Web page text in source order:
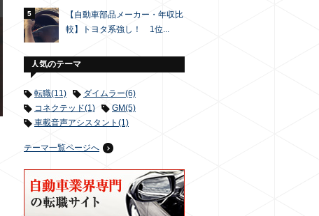
5
【自動車部品メーカー・年収比
較】トヨタ系強し！ 1位...
人気のテーマ
転職(11)
ダイムラー(6)
コネクテッド(1)
GM(5)
車載音声アシスタント(1)
テーマ一覧ページへ